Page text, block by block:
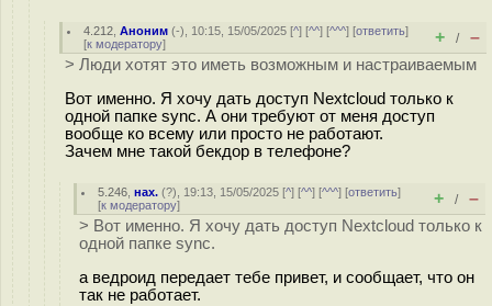
4.212 ,Аноним (-), 10:15, 15/05/2025 [^] [^^] [^^^] [ответить]
[к модератору] + / –
> Люди хотят это иметь возможным и настраиваемым
Вот именно. Я хочу дать доступ Nextcloud только к
одной папке sync. А они требуют от меня доступ
вообще ко всему или просто не работают.
Зачем мне такой бекдор в телефоне?
5.246 ,нах. (?), 19:13, 15/05/2025 [^] [^^] [^^^] [ответить]
[к модератору] + / –
> Вот именно. Я хочу дать доступ Nextcloud только к
одной папке sync.
а ведроид передает тебе привет, и сообщает, что он
так не работает.